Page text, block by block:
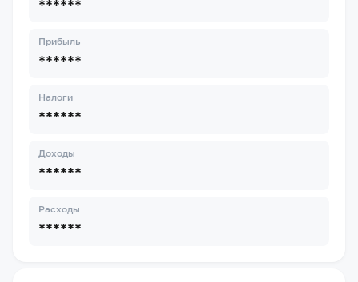
******
Прибыль
******
Налоги
******
Доходы
******
Расходы
******